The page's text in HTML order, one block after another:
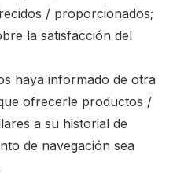
/ proporcionados;
la satisfacción del
haya informado de otra
ofrecerle productos /
a su historial de
de navegación sea